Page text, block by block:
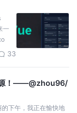
一
33
源！——@zhou96/
下午，我正在愉快地